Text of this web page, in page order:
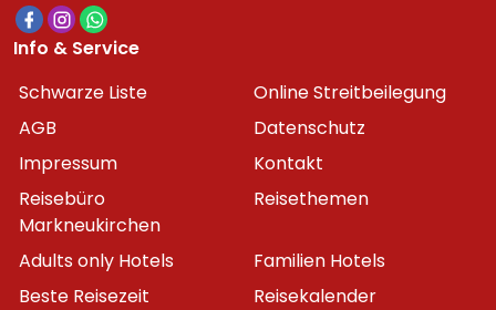
Info & Service
Schwarze Liste
Online Streitbeilegung
AGB
Datenschutz
Impressum
Kontakt
Reisebüro
Markneukirchen
Reisethemen
Adults only Hotels
Familien Hotels
Beste Reisezeit
Reisekalender